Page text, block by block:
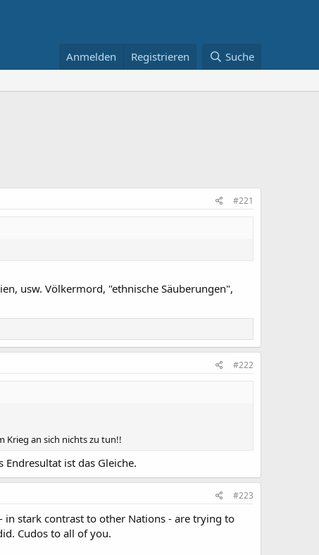
Anmelden Registrieren Suche
#221
usw. Völkermord, "ethnische Säuberungen",
#222
Krieg an sich nichts zu tun!!
ist das Gleiche.
#223
in stark contrast to other Nations - are trying to
Cudos to all of you.